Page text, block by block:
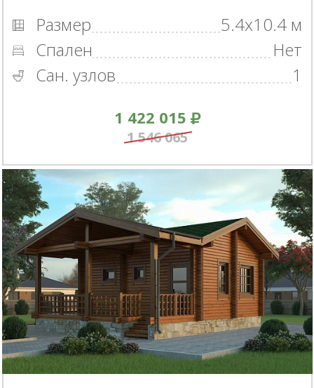
Размер
5.4x10.4 м
Спален
Нет
Сан. узлов
1
1 422 015
1 546 065